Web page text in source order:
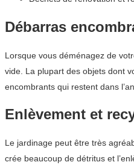
Débarras
Lorsque vous déménagez de
vide. La plupart des objets dont
encombrants qui restent dans
Enlèvement et
Le jardinage peut être très
crée beaucoup de détritus et